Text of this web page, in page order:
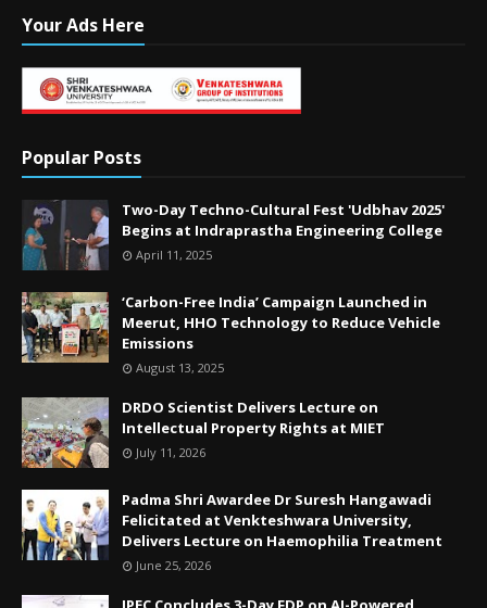
Your Ads Here
Popular Posts
Two-Day Techno-Cultural Fest 'Udbhav 2025'
Begins at Indraprastha Engineering College
April 11, 2025
‘Carbon-Free India’ Campaign Launched in
Meerut, HHO Technology to Reduce Vehicle
Emissions
August 13, 2025
DRDO Scientist Delivers Lecture on
Intellectual Property Rights at MIET
July 11, 2026
Padma Shri Awardee Dr Suresh Hangawadi
Felicitated at Venkteshwara University,
Delivers Lecture on Haemophilia Treatment
June 25, 2026